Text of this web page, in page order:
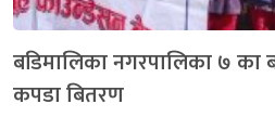
बडिमालिका नगरपालिका ७ का
कपडा बितरण